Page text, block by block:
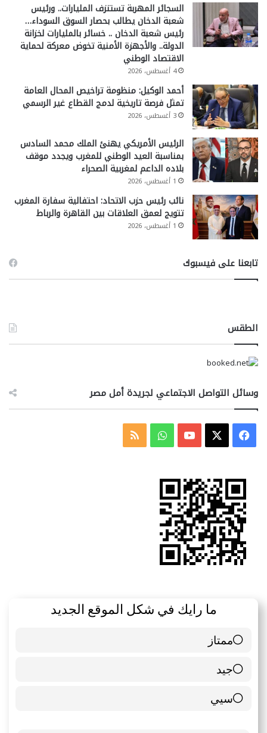
السجائر المهربة تستنزف المليارات.. ورئيس
شعبة الدخان يطالب بحصار السوق السوداء…
رئيس شعبة الدخان .. خسائر بالمليارات لخزانة
الدولة.. والأجهزة الأمنية تخوض معركة لحماية
الاقتصاد الوطني
4 أغسطس، 2026
أحمد الوكيل: منظومة تراخيص المحال العامة
تمثل فرصة تاريخية لدمج القطاع غير الرسمي
3 أغسطس، 2026
الرئيس الأمريكي يهنئ الملك محمد السادس
بمناسبة العيد الوطني للمغرب ويجدد موقف
بلاده الداعم لمغربية الصحراء
1 أغسطس، 2026
نائب رئيس حزب الاتحاد: احتفالية سفارة المغرب
تتويج لعمق العلاقات بين القاهرة والرباط
1 أغسطس، 2026
تابعنا على فيسبوك
الطقس
وسائل التواصل الاجتماعي لجريدة أمل مصر
فيسبوك ‫YouTubeواتسابملخص
ما رايك في شكل الموقع الجديد
ممتاز
6 ( 85.71 % )
جيد
0 ( 0 % )
سيي
1 ( 14.29 % )